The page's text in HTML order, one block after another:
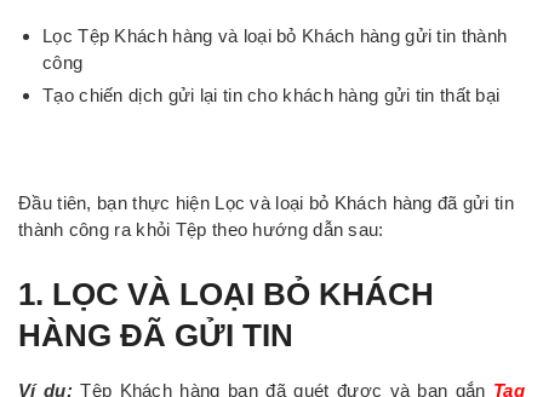
Lọc Tệp Khách hàng và loại bỏ Khách hàng gửi tin thành
công
Tạo chiến dịch gửi lại tin cho khách hàng gửi tin thất bại
Đầu tiên, bạn thực hiện Lọc và loại bỏ Khách hàng đã gửi tin
thành công ra khỏi Tệp theo hướng dẫn sau:
1. LỌC VÀ LOẠI BỎ KHÁCH
HÀNG ĐÃ GỬI TIN
Ví dụ:Tệp Khách hàng bạn đã quét được và bạn gắn Tag